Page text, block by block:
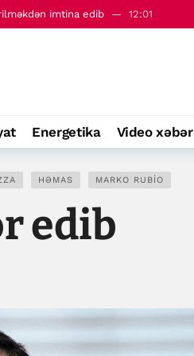
çağırıb 14:10
Energetika Video xəbər
HƏMAS MARKO RUBIO
edib